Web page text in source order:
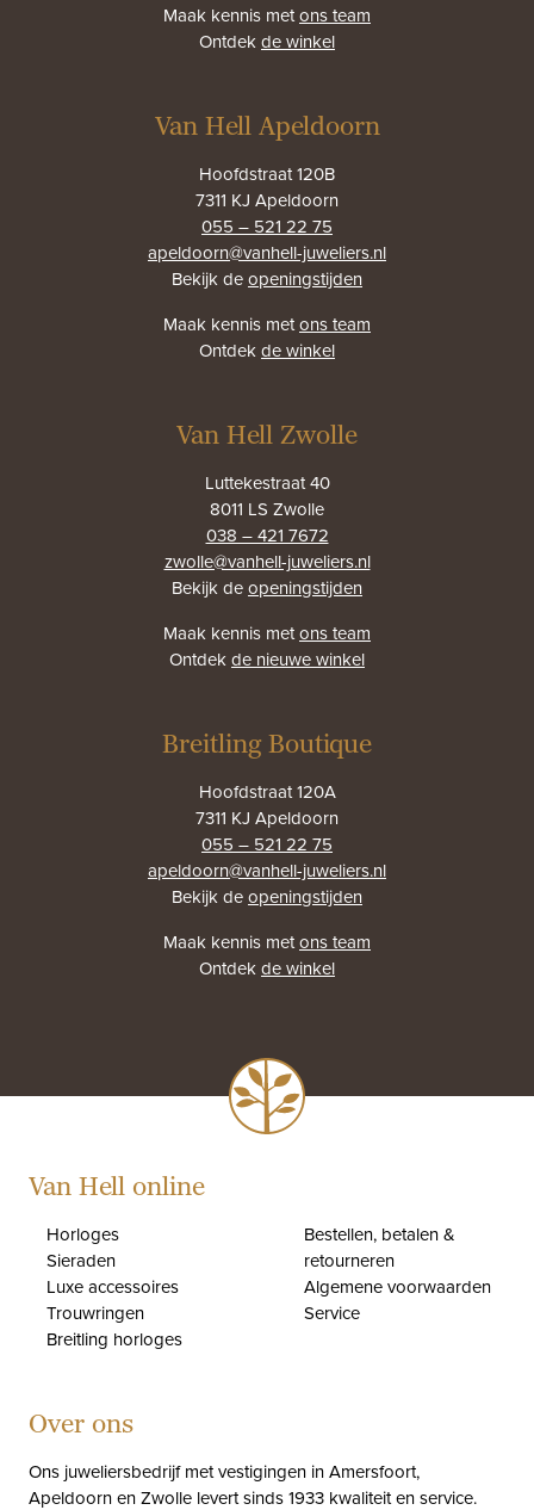
Maak kennis metons team
Ontdekde winkel
Van Hell Apeldoorn
Hoofdstraat 120B
7311 KJ Apeldoorn
055 – 521 22 75
apeldoorn@vanhell-juweliers.nl
Bekijk deopeningstijden
Maak kennis metons team
Ontdekde winkel
Van Hell Zwolle
Luttekestraat 40
8011 LS Zwolle
038 – 421 7672
zwolle@vanhell-juweliers.nl
Bekijk deopeningstijden
Maak kennis metons team
Ontdekde nieuwe winkel
Breitling Boutique
Hoofdstraat 120A
7311 KJ Apeldoorn
055 – 521 22 75
apeldoorn@vanhell-juweliers.nl
Bekijk deopeningstijden
Maak kennis metons team
Ontdekde winkel
Van Hell online
Horloges
Sieraden
Luxe accessoires
Trouwringen
Breitling horloges
Bestellen, betalen &
retourneren
Algemene voorwaarden
Service
Over ons
Ons juweliersbedrijf met vestigingen in Amersfoort,
Apeldoorn en Zwolle levert sinds 1933 kwaliteit en service.